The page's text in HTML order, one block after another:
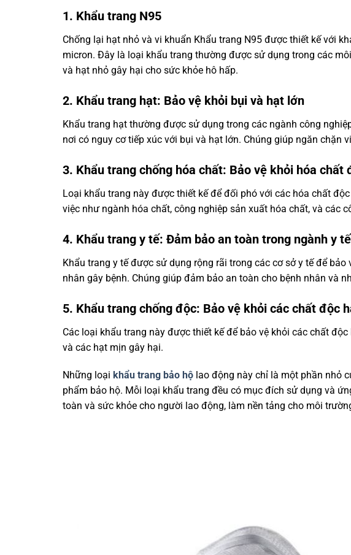
1. Khẩu trang N95
Chống lại hạt nhỏ và vi khuẩn Khẩu trang N95 được thiết kế với
micron. Đây là loại khẩu trang thường được sử dụng trong các
và hạt nhỏ gây hại cho sức khỏe hô hấp.
2. Khẩu trang hạt: Bảo vệ khỏi bụi và hạt lớn
Khẩu trang hạt thường được sử dụng trong các ngành công
nơi có nguy cơ tiếp xúc với bụi và hạt lớn. Chúng giúp ngăn chặn
3. Khẩu trang chống hóa chất: Bảo vệ khỏi hóa chất
Loại khẩu trang này được thiết kế để đối phó với các hóa chất
việc như ngành hóa chất, công nghiệp sản xuất hóa chất, và các
4. Khẩu trang y tế: Đảm bảo an toàn trong ngành y tế
Khẩu trang y tế được sử dụng rộng rãi trong các cơ sở y tế để
nhân gây bệnh. Chúng giúp đảm bảo an toàn cho bệnh nhân và
5. Khẩu trang chống độc: Bảo vệ khỏi các chất độc
Các loại khẩu trang này được thiết kế để bảo vệ khỏi các chất
và các hạt mịn gây hại.
Những loại khẩu trang bảo hộ lao động này chỉ là một phần nhỏ
phẩm bảo hộ. Mỗi loại khẩu trang đều có mục đích sử dụng và
toàn và sức khỏe cho người lao động, làm nền tảng cho môi